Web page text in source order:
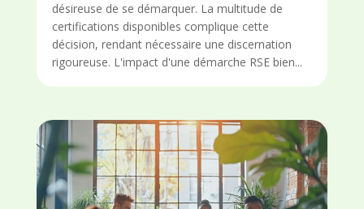
désireuse de se démarquer. La multitude de
certifications disponibles complique cette
décision, rendant nécessaire une discernation
rigoureuse. L'impact d'une démarche RSE bien...